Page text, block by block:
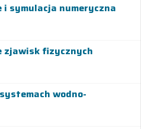
symulacja numeryczna
zjawisk fizycznych
wodno-